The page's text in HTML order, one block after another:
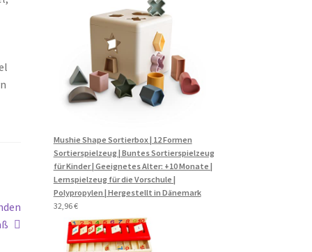
15,99 €
Mushie Shape Sortierbox | 12 Formen
Sortierspielzeug | Buntes Sortierspielzeug
für Kinder | Geeignetes Alter: +10 Monate |
Lernspielzeug für die Vorschule |
Polypropylen | Hergestellt in Dänemark
32,96€